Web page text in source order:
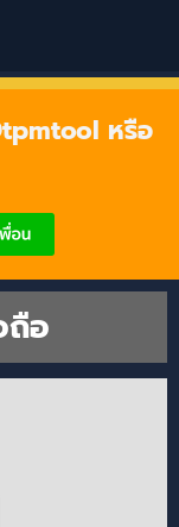
หรือ
ถือ